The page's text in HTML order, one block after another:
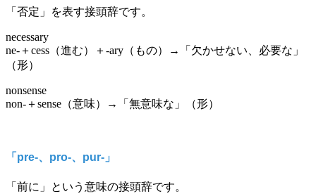
「否定」を表す接頭辞です。
necessary
ne-＋cess（進む）＋-ary（もの）→「欠かせない、必要な」
（形）
nonsense
non-＋sense（意味）→「無意味な」（形）
「pre-、pro-、pur-」
「前に」という意味の接頭辞です。